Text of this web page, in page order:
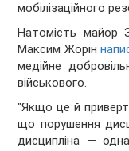
мобілізаційного
Натомість майор
Максим Жорін
медійне
військового.
"Якщо це й
що порушення
дисципліна —